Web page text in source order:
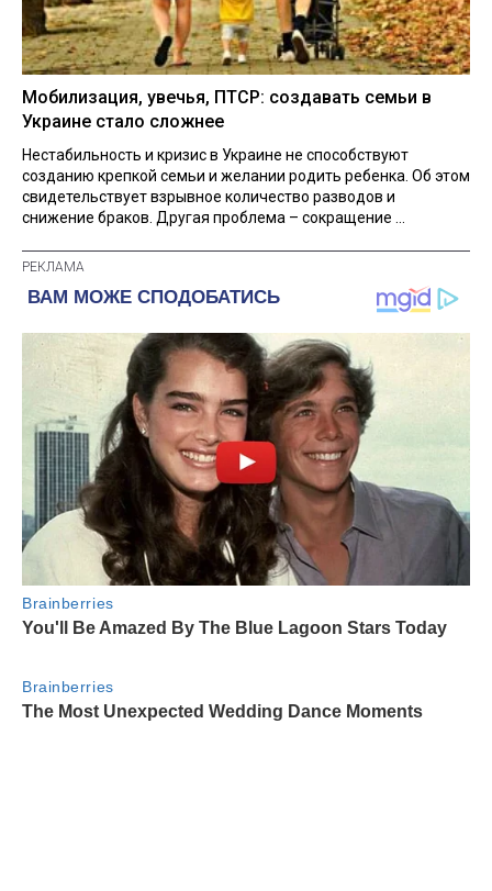
Мобилизация, увечья, ПТСР: создавать семьи в
Украине стало сложнее
Нестабильность и кризис в Украине не способствуют
созданию крепкой семьи и желании родить ребенка. Об этом
свидетельствует взрывное количество разводов и
снижение браков. Другая проблема – сокращение ...